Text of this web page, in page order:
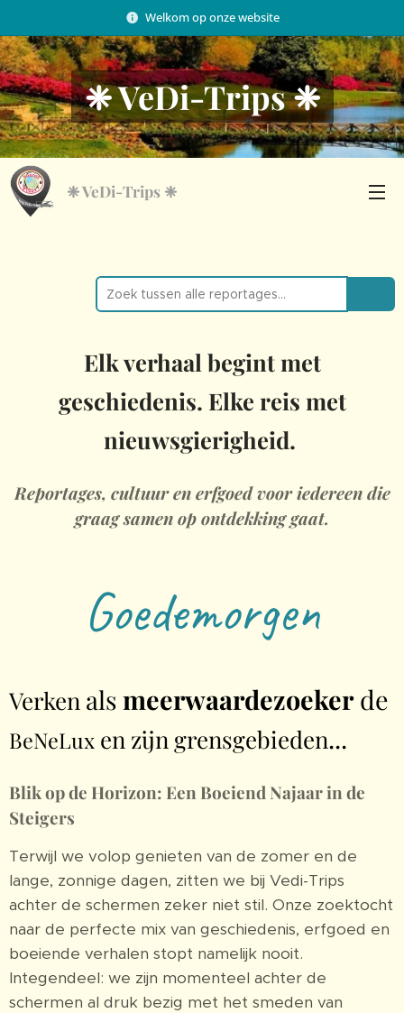
Welkom op onze website
❈VeDi-Trips ❈
❈ VeDi-Trips❈
Elk verhaal begint met
geschiedenis. Elke reis met
nieuwsgierigheid.
Reportages, cultuur en erfgoed voor iedereen die
graag samen op ontdekking gaat.
Goedemorgen
Verken alsmeerwaardezoekerde
BeNeLux en zijn grensgebieden...
Blik op de Horizon: Een Boeiend Najaar in de
Steigers
Terwijl we volop genieten van de zomer en de
lange, zonnige dagen, zitten we bij Vedi-Trips
achter de schermen zeker niet stil. Onze zoektocht
naar de perfecte mix van geschiedenis, erfgoed en
boeiende verhalen stopt namelijk nooit.
Integendeel: we zijn momenteel achter de
schermen al druk bezig met het smeden van